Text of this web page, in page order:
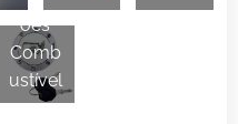
ões
Comb
ustível